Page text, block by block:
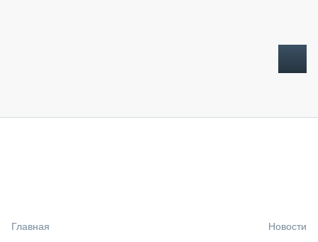
Главная Новости